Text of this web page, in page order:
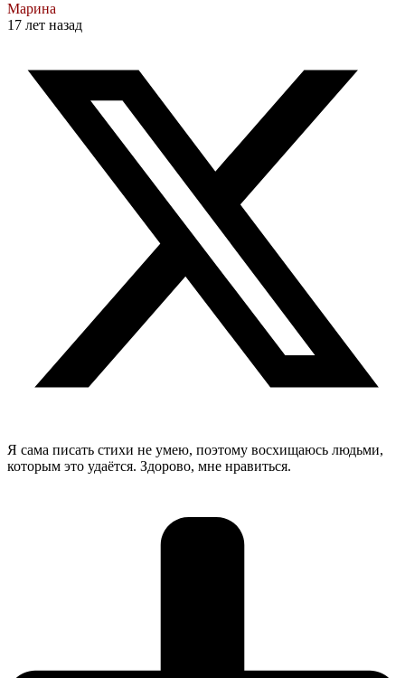
Марина
17 лет назад
Я сама писать стихи не умею, поэтому восхищаюсь людьми,
которым это удаётся. Здорово, мне нравиться.